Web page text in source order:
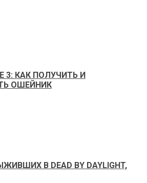
3: КАК ПОЛУЧИТЬ И
ОШЕЙНИК
В DEAD BY DAYLIGHT,